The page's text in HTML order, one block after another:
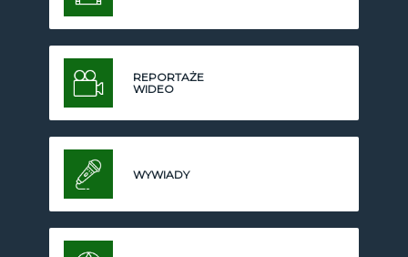
REPORTAŻE
WIDEO
WYWIADY